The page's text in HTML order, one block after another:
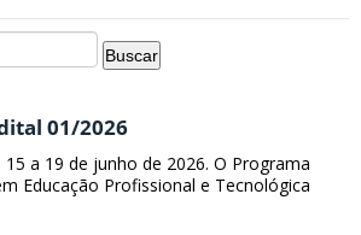
01/2026
a 19 de junho de 2026. O Programa
Educação Profissional e Tecnológica